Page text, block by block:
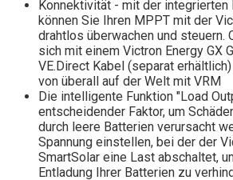
Konnektivität - mit der
können Sie Ihren MPPT mit der
drahtlos überwachen und steuern.
sich mit einem Victron Energy GX
VE.Direct Kabel (separat
von überall auf der Welt mit VRM
Die intelligente Funktion "Load
entscheidender Faktor, um
durch leere Batterien verursacht
Spannung einstellen, bei der der
SmartSolar eine Last abschaltet,
Entladung Ihrer Batterien zu